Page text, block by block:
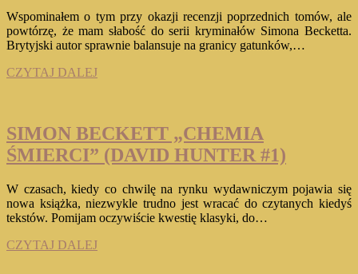
Wspominałem o tym przy okazji recenzji poprzednich tomów, ale
powtórzę, że mam słabość do serii kryminałów Simona Becketta.
Brytyjski autor sprawnie balansuje na granicy gatunków,…
CZYTAJ DALEJSIMON
(DAVID
HUNTER
#3)
SIMON BECKETT „CHEMIA
ŚMIERCI” (DAVID HUNTER #1)
W czasach, kiedy co chwilę na rynku wydawniczym pojawia się
nowa książka, niezwykle trudno jest wracać do czytanych kiedyś
tekstów. Pomijam oczywiście kwestię klasyki, do…
CZYTAJ DALEJSIMON